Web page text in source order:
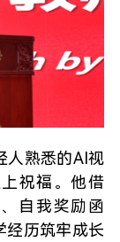
人熟悉的AI视
祝福。他借
自我奖励函
经历筑牢成长